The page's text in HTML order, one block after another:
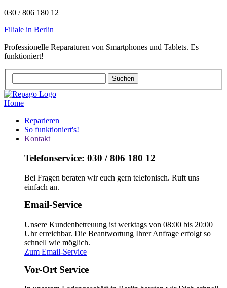
030 / 806 180 12
Filiale in Berlin
Professionelle Reparaturen von Smartphones und Tablets. Es
funktioniert!
Home
Reparieren
So funktioniert's!
Kontakt
Telefonservice: 030 / 806 180 12
Bei Fragen beraten wir euch gern telefonisch. Ruft uns
einfach an.
Email-Service
Unsere Kundenbetreuung ist werktags von 08:00 bis 20:00
Uhr erreichbar. Die Beantwortung Ihrer Anfrage erfolgt so
schnell wie möglich.
Zum Email-Service
Vor-Ort Service